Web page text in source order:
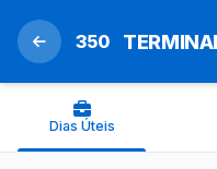
350
Dias Úteis